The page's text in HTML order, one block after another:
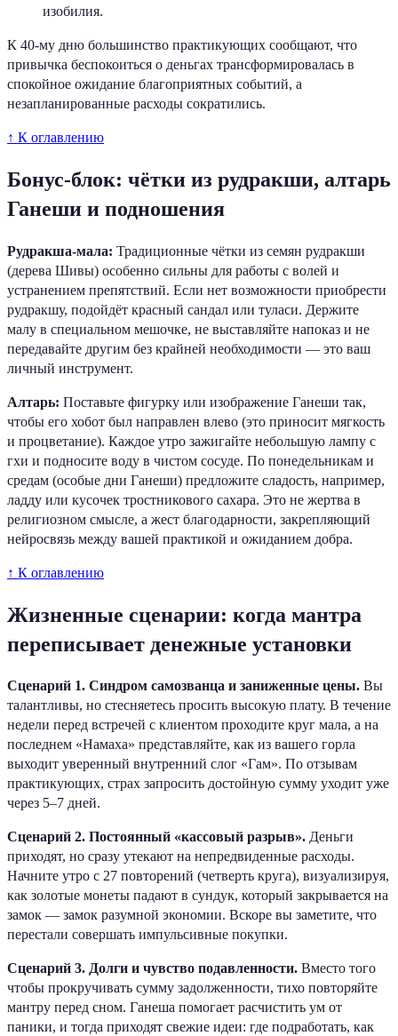
изобилия.
К 40-му дню большинство практикующих сообщают, что
привычка беспокоиться о деньгах трансформировалась в
спокойное ожидание благоприятных событий, а
незапланированные расходы сократились.
↑ К оглавлению
Бонус-блок: чётки из рудракши, алтарь
Ганеши и подношения
Рудракша-мала: Традиционные чётки из семян рудракши
(дерева Шивы) особенно сильны для работы с волей и
устранением препятствий. Если нет возможности приобрести
рудракшу, подойдёт красный сандал или туласи. Держите
малу в специальном мешочке, не выставляйте напоказ и не
передавайте другим без крайней необходимости — это ваш
личный инструмент.
Алтарь: Поставьте фигурку или изображение Ганеши так,
чтобы его хобот был направлен влево (это приносит мягкость
и процветание). Каждое утро зажигайте небольшую лампу с
гхи и подносите воду в чистом сосуде. По понедельникам и
средам (особые дни Ганеши) предложите сладость, например,
ладду или кусочек тростникового сахара. Это не жертва в
религиозном смысле, а жест благодарности, закрепляющий
нейросвязь между вашей практикой и ожиданием добра.
↑ К оглавлению
Жизненные сценарии: когда мантра
переписывает денежные установки
Сценарий 1. Синдром самозванца и заниженные цены. Вы
талантливы, но стесняетесь просить высокую плату. В течение
недели перед встречей с клиентом проходите круг мала, а на
последнем «Намаха» представляйте, как из вашего горла
выходит уверенный внутренний слог «Гам». По отзывам
практикующих, страх запросить достойную сумму уходит уже
через 5–7 дней.
Сценарий 2. Постоянный «кассовый разрыв». Деньги
приходят, но сразу утекают на непредвиденные расходы.
Начните утро с 27 повторений (четверть круга), визуализируя,
как золотые монеты падают в сундук, который закрывается на
замок — замок разумной экономии. Вскоре вы заметите, что
перестали совершать импульсивные покупки.
Сценарий 3. Долги и чувство подавленности. Вместо того
чтобы прокручивать сумму задолженности, тихо повторяйте
мантру перед сном. Ганеша помогает расчистить ум от
паники, и тогда приходят свежие идеи: где подработать, как